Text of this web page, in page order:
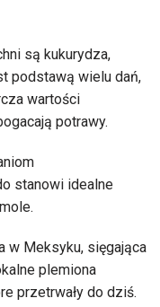
są kukurydza,
podstawą wielu dań,
wartości
potrawy.
stanowi idealne
w Meksyku, sięgająca
plemiona
przetrwały do dziś.